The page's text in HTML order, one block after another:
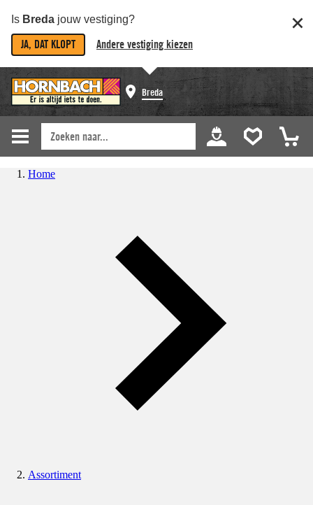
Is Breda jouw vestiging?
JA, DAT KLOPT Andere vestiging kiezen
Breda
Home
Assortiment